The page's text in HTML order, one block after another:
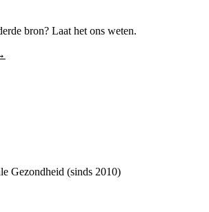
bron? Laat het ons weten.
Gezondheid (sinds 2010)